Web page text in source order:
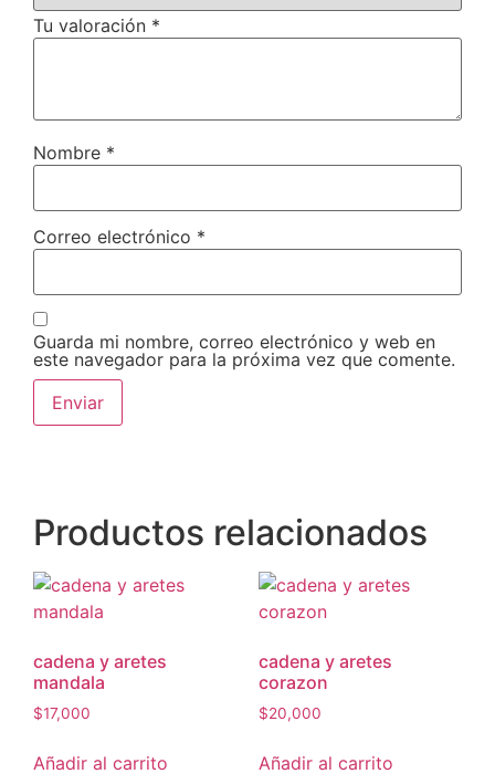
Tu valoración *
Nombre *
Correo electrónico *
Guarda mi nombre, correo electrónico y web en
este navegador para la próxima vez que comente.
Productos relacionados
cadena y aretes
mandala
$17,000
Añadir al carrito
cadena y aretes
corazon
$20,000
Añadir al carrito